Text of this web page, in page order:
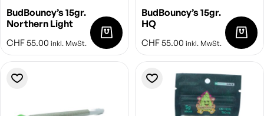
BudBouncy’s 15gr.
Northern Light
CHF55.00 inkl. MwSt.
BudBouncy’s 15gr.
HQ
CHF55.00 inkl. MwSt.